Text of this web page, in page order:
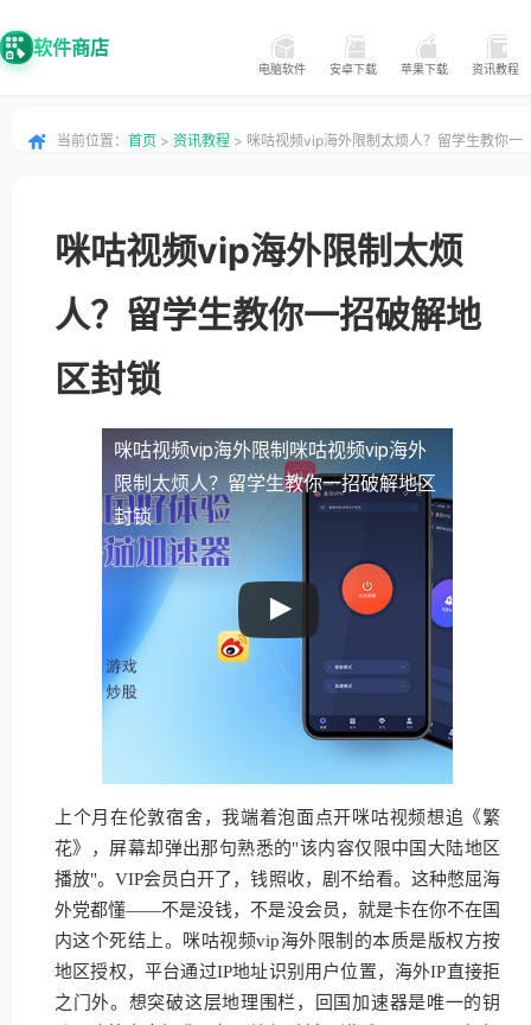
软件商店
电脑软件 安卓下载 苹果下载 资讯教程
当前位置： 首页 > 资讯教程 > 咪咕视频vip海外限制太烦人？留学生教你一
咪咕视频vip海外限制太烦
人？留学生教你一招破解地
区封锁
咪咕视频vip海外限制 咪咕视频vip海外
限制太烦人？留学生教你一招破解地区
封锁
上个月在伦敦宿舍，我端着泡面点开咪咕视频想追《繁
花》，屏幕却弹出那句熟悉的"该内容仅限中国大陆地区
播放"。VIP会员白开了，钱照收，剧不给看。这种憋屈海
外党都懂——不是没钱，不是没会员，就是卡在你不在国
内这个死结上。咪咕视频vip海外限制的本质是版权方按
地区授权，平台通过IP地址识别用户位置，海外IP直接拒
之门外。想突破这层地理围栏，回国加速器是唯一的钥